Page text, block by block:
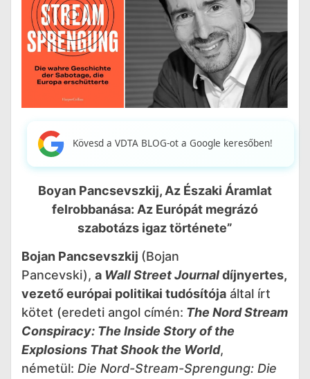
Kövesd a VDTA BLOG-ot a Google keresőben!
Boyan Pancsevszkij, Az Északi Áramlat
felrobbanása: Az Európát megrázó
szabotázs igaz története”
Bojan Pancsevszkij (Bojan
Pancevski), a Wall Street Journaldíjnyertes,
vezető európai politikai tudósítója által írt
kötet (eredeti angol címén: The Nord Stream
Conspiracy: The Inside Story of the
Explosions That Shook the World,
németül: Die Nord-Stream-Sprengung: Die